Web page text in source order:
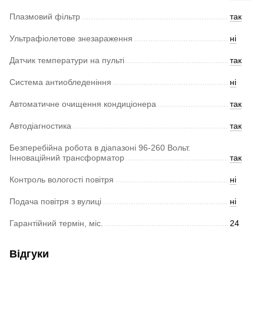
Плазмовий фільтр так
Ультрафіолетове знезараження ні
Датчик температури на пульті так
Система антиобледеніння ні
Автоматичне очищення кондиціонера так
Автодіагностика так
Безперебійна робота в діапазоні 96-260 Вольт.
Інноваційний трансформатор
так
Контроль вологості повітря ні
Подача повітря з вулиці ні
Гарантійний термін, міс. 24
Відгуки